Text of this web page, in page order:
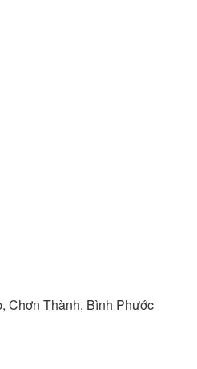
Chơn Thành, Bình Phước